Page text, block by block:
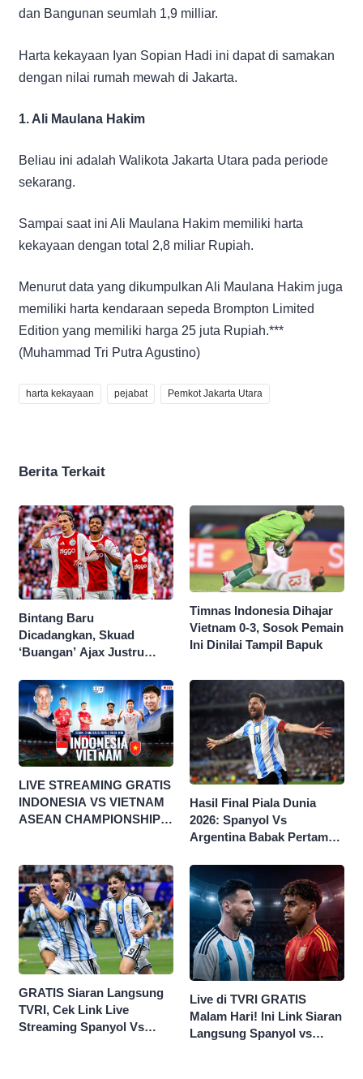
dan Bangunan seumlah 1,9 milliar.
Harta kekayaan Iyan Sopian Hadi ini dapat di samakan
dengan nilai rumah mewah di Jakarta.
1. Ali Maulana Hakim
Beliau ini adalah Walikota Jakarta Utara pada periode
sekarang.
Sampai saat ini Ali Maulana Hakim memiliki harta
kekayaan dengan total 2,8 miliar Rupiah.
Menurut data yang dikumpulkan Ali Maulana Hakim juga
memiliki harta kendaraan sepeda Brompton Limited
Edition yang memiliki harga 25 juta Rupiah.***
(Muhammad Tri Putra Agustino)
harta kekayaan pejabat Pemkot Jakarta Utara
Berita Terkait
Bintang Baru
Dicadangkan, Skuad
‘Buangan’ Ajax Justru
Timnas Indonesia Dihajar
Vietnam 0-3, Sosok Pemain
Ini Dinilai Tampil Bapuk
LIVE STREAMING GRATIS
INDONESIA VS VIETNAM
ASEAN CHAMPIONSHIP
Hasil Final Piala Dunia
2026: Spanyol Vs
Argentina Babak Pertama
GRATIS Siaran Langsung
TVRI, Cek Link Live
Streaming Spanyol Vs
Live di TVRI GRATIS
Malam Hari! Ini Link Siaran
Langsung Spanyol vs